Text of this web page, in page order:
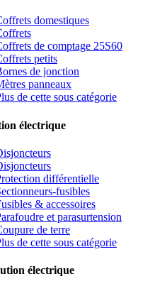
domestiques
de comptage 25S60
petits
de jonction
panneaux
de cette sous catégorie
électrique
différentielle
fusibles
& accessoires
et parasurtension
de terre
de cette sous catégorie
électrique